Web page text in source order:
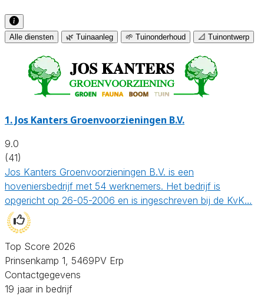
Alle diensten 🌿 Tuinaanleg 🌱 Tuinonderhoud 📐 Tuinontwerp
1. Jos Kanters Groenvoorzieningen B.V.
9.0
(41)
Jos Kanters Groenvoorzieningen B.V. is een
hoveniersbedrijf met 54 werknemers. Het bedrijf is
opgericht op 26-05-2006 en is ingeschreven bij de KvK…
Top Score 2026
Prinsenkamp 1, 5469PV Erp
Contactgegevens
19 jaar in bedrijf